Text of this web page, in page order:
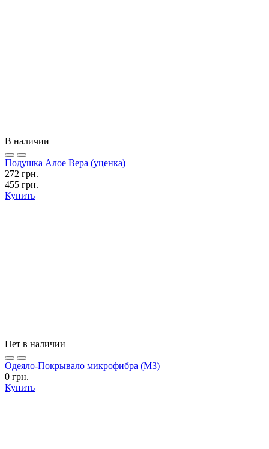
В наличии
Подушка Алое Вера (уценка)
272 грн.
455 грн.
Купить
Нет в наличии
Одеяло-Покрывало микрофибра (М3)
0 грн.
Купить